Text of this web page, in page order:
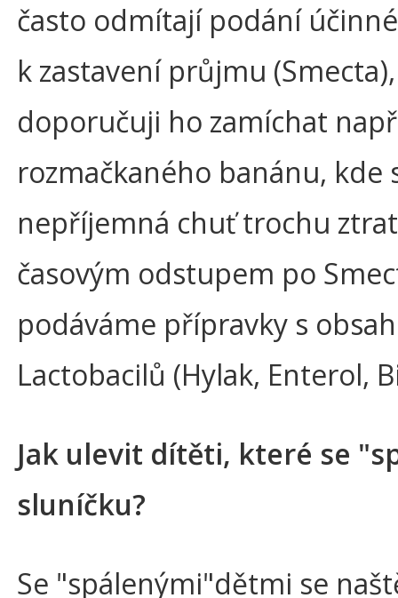
často odmítají podání
k zastavení průjmu (Smecta),
doporučuji ho zamíchat
rozmačkaného banánu, kde
nepříjemná chuť trochu
časovým odstupem po
podáváme přípravky s
Lactobacilů (Hylak, Enterol,
Jak ulevit dítěti, které se
sluníčku?
Se "spálenými"dětmi se